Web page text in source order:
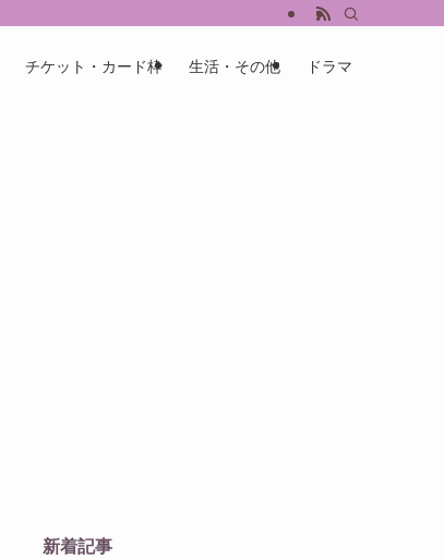
チケット・カード枠 生活・その他 ドラマ
新着記事